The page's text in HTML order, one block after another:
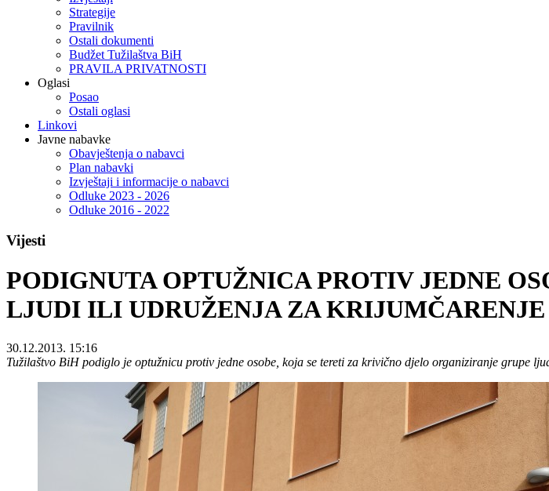
Strategije
Pravilnik
Ostali dokumenti
Budžet Tužilaštva BiH
PRAVILA PRIVATNOSTI
Oglasi
Posao
Ostali oglasi
Linkovi
Javne nabavke
Obavještenja o nabavci
Plan nabavki
Izvještaji i informacije o nabavci
Odluke 2023 - 2026
Odluke 2016 - 2022
Vijesti
PODIGNUTA OPTUŽNICA PROTIV JEDNE
LJUDI ILI UDRUŽENJA ZA
30.12.2013. 15:16
Tužilaštvo BiH podiglo je optužnicu protiv jedne osobe, koja se tereti za krivično djelo organiziranje grupe